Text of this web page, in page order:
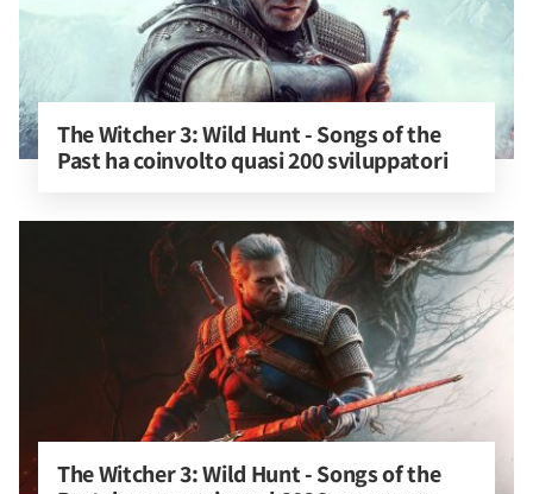
The Witcher 3: Wild Hunt - Songs of the
Past ha coinvolto quasi 200 sviluppatori
The Witcher 3: Wild Hunt - Songs of the